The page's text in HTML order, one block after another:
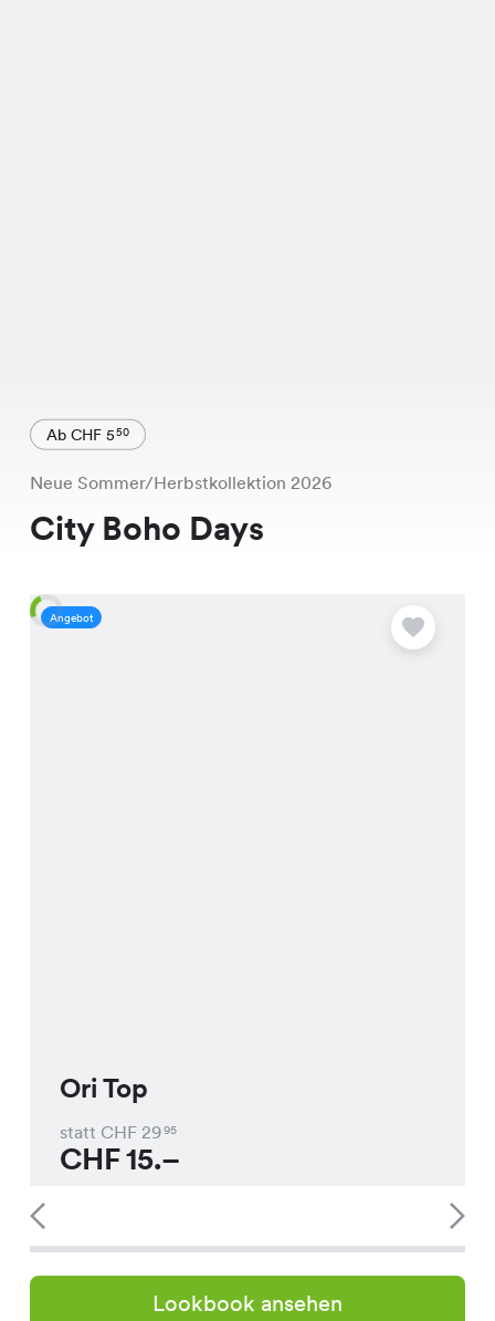
Ab CHF 550
Neue Sommer/Herbstkollektion 2026
City Boho Days
Angebot
Ori Top
statt CHF 2995
CHF15.–
Lookbook ansehen